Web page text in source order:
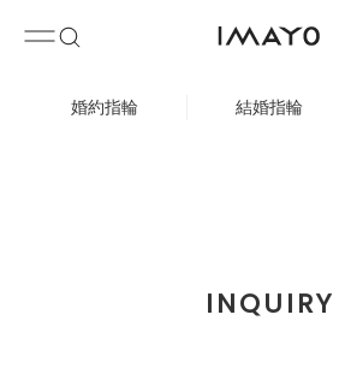
婚約指輪 結婚指輪
INQUIRY